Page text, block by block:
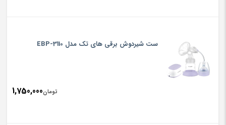
ست شیردوش برقی های تک مدل EBP-3110
تومان1,750,000